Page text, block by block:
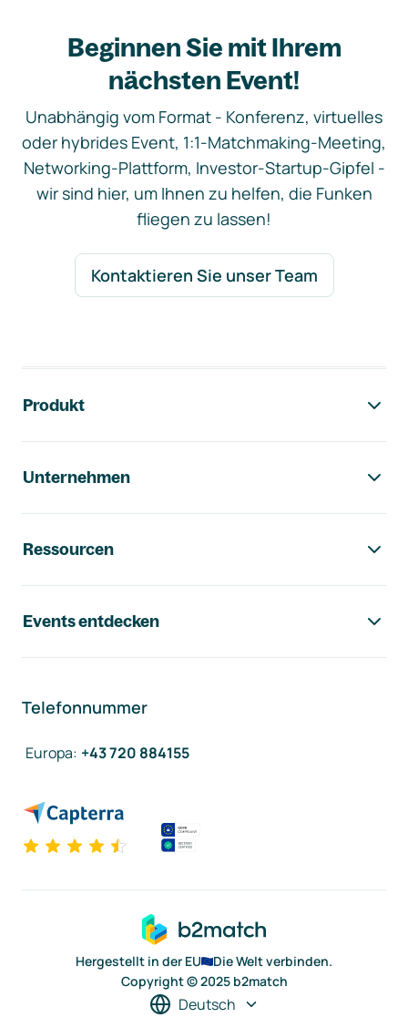
Beginnen Sie mit Ihrem
nächsten Event!
Unabhängig vom Format - Konferenz, virtuelles
oder hybrides Event, 1:1-Matchmaking-Meeting,
Networking-Plattform, Investor-Startup-Gipfel -
wir sind hier, um Ihnen zu helfen, die Funken
fliegen zu lassen!
Kontaktieren Sie unser Team
Produkt
Unternehmen
Ressourcen
Events entdecken
Telefonnummer
Europa: +43 720 884155
Hergestellt in der EU
Die Welt verbinden.
Copyright © 2025 b2match
Deutsch